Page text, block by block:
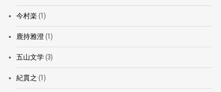
今村楽 (1)
鹿持雅澄(1)
五山文学(3)
紀貫之 (1)